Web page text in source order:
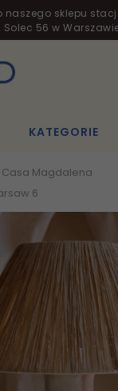
naszego sklepu
Solec 56 w
KATEGORIE
Magdalena
6